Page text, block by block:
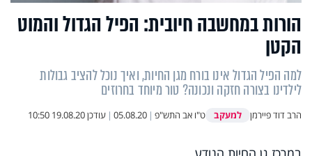
הורות במחשבה חיובית: הפיל הגדול והמוט
הקטן
למה הפיל הגדול אינו בורח מגן החיות, ואיך נוכל להציב גבולות
לילדינו בצורה חזקה ונכונה? טור מיוחד בחרוזים
הרב דוד פיירמן למעקב ט"ו אב התש"פ |
05.08.20
| עודכן19.08.20 10:50